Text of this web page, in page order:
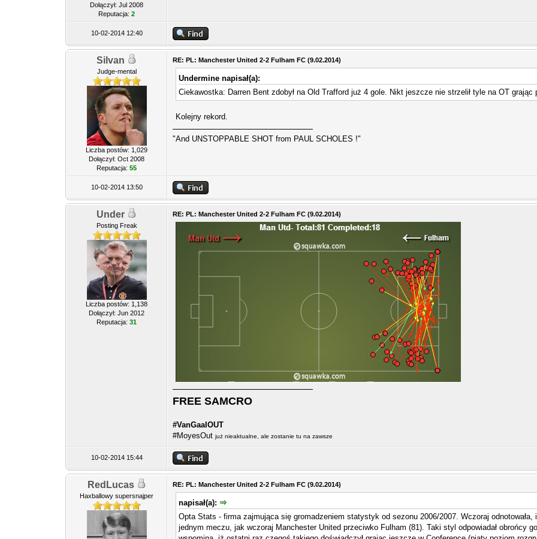
Dołączył: Jul 2008
Reputacja:2
10-02-2014 12:40
Silvan
Judge-mental
Liczba postów: 1,029
Dołączył: Oct 2008
Reputacja:55
RE: PL: Manchester United 2-2 Fulham FC (9.02.2014)
Undermine napisał(a):
Ciekawostka: Darren Bent zdobył na Old Trafford już 4 gole. Nikt jeszcze nie strzelił tyle na OT grając
Kolejny rekord.
"And UNSTOPPABLE SHOT from PAUL SCHOLES !"
10-02-2014 13:50
Under
Posting Freak
Liczba postów: 1,138
Dołączył: Jun 2012
Reputacja:31
RE: PL: Manchester United 2-2 Fulham FC (9.02.2014)
FREE SAMCRO
#VanGaalOUT
#MoyesOutjuż nieaktualne, ale zostanie tu na zawsze
10-02-2014 15:44
RedLucas
Haxballowy supersnajper
RE: PL: Manchester United 2-2 Fulham FC (9.02.2014)
napisał(a):
Opta Stats - firma zajmująca się gromadzeniem statystyk od sezonu 2006/2007. Wczoraj
jednym meczu, jak wczoraj Manchester United przeciwko Fulham (81). Taki styl odpowiadał obrońcy